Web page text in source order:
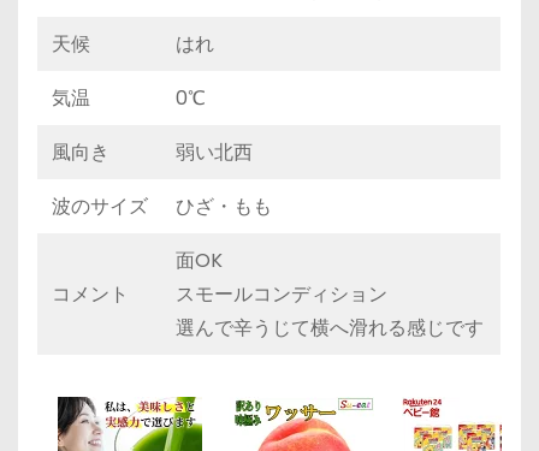
天候
はれ
気温
0℃
風向き
弱い北西
波のサイズ
ひざ・もも
コメント
面OK
スモールコンディション
選んで辛うじて横へ滑れる感じです